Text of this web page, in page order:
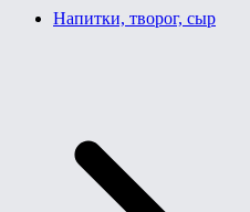
Напитки, творог, сыр